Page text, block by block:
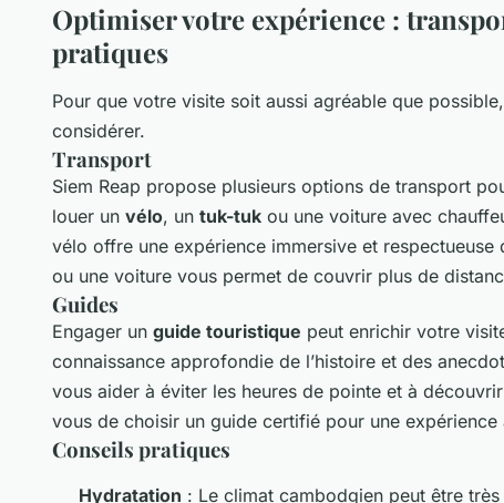
Optimiser votre expérience :
pratiques
Pour que votre visite soit aussi agréable que
considérer.
Transport
Siem Reap propose plusieurs options de transport
louer un vélo, un tuk-tuk ou une voiture avec
vélo offre une expérience immersive et respectueuse
ou une voiture vous permet de couvrir plus de
Guides
Engager un guide touristique peut enrichir votre
connaissance approfondie de l’histoire et des
vous aider à éviter les heures de pointe et à
vous de choisir un guide certifié pour une expérience
Conseils pratiques
Hydratation : Le climat cambodgien peut être